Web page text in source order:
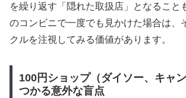
を繰り返す「隠れた取扱店」となること
のコンビニで一度でも見かけた場合は、
クルを注視してみる価値があります。
100円ショップ（ダイソー、キャ
つかる意外な盲点